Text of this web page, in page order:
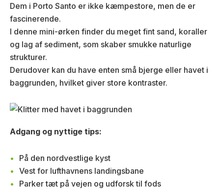
Dem i Porto Santo er ikke kæmpestore, men de er
fascinerende.
I denne mini-ørken finder du meget fint sand, koraller
og lag af sediment, som skaber smukke naturlige
strukturer.
Derudover kan du have enten små bjerge eller havet i
baggrunden, hvilket giver store kontraster.
Adgang og nyttige tips:
På den nordvestlige kyst
Vest for lufthavnens landingsbane
Parker tæt på vejen og udforsk til fods